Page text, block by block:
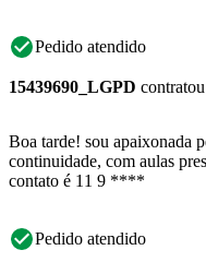
Pedido atendido
15439690_LGPD contratou
Boa tarde! sou apaixonada
continuidade, com aulas
contato é 11 9 ****
Pedido atendido